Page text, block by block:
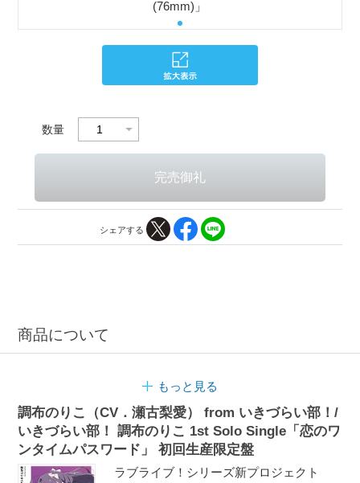
(76mm)」
数量
シェアする
商品について
もっと見る
調布のりこ（CV．瀬古梨愛） from いきづらい部！/
いきづらい部！ 調布のりこ 1st Solo Single「恋のワ
ンタイムパスワード」 初回生産限定盤
ラブライブ！シリーズ新プロジェクト